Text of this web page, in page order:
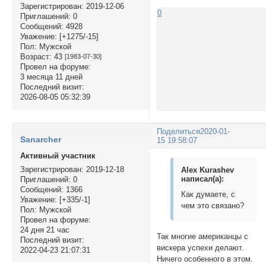
Зарегистрирован: 2019-12-06
Приглашений: 0
Сообщений: 4928
Уважение: [+1275/-15]
Пол: Мужской
Возраст: 43 [1983-07-30]
Провел на форуме:
3 месяца 11 дней
Последний визит:
2026-08-05 05:32:39
0
Поделиться2020-01-
15 19:58:07
Sanarcher
Активный участник
Зарегистрирован: 2019-12-18
Приглашений: 0
Сообщений: 1366
Уважение: [+335/-1]
Пол: Мужской
Провел на форуме:
24 дня 21 час
Последний визит:
2022-04-23 21:07:31
Alex Kurashev
написал(а):
Как думаете, с
чем это связано?
Так многие американцы с
вискера успехи делают.
Ничего особенного в этом.